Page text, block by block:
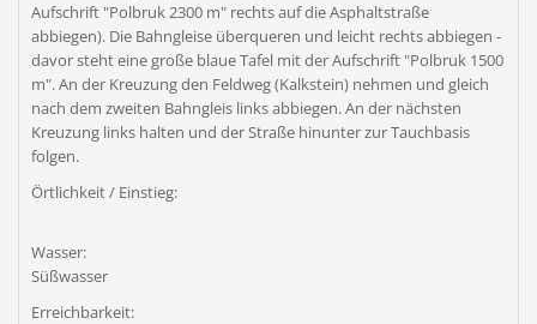
Aufschrift "Polbruk 2300 m" rechts auf die Asphaltstraße
abbiegen). Die Bahngleise überqueren und leicht rechts abbiegen -
davor steht eine große blaue Tafel mit der Aufschrift "Polbruk 1500
m". An der Kreuzung den Feldweg (Kalkstein) nehmen und gleich
nach dem zweiten Bahngleis links abbiegen. An der nächsten
Kreuzung links halten und der Straße hinunter zur Tauchbasis
folgen.
Örtlichkeit / Einstieg:
Wasser:
Süßwasser
Erreichbarkeit: